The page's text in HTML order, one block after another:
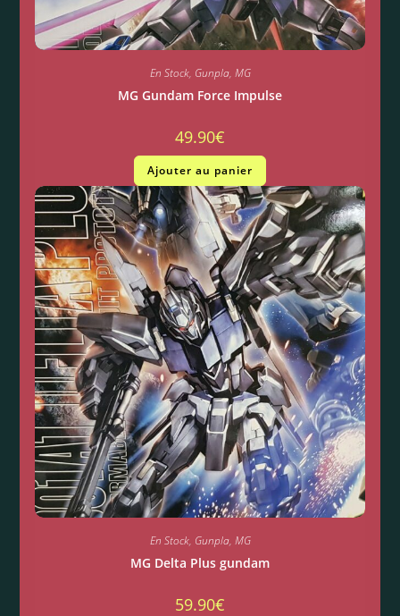
En Stock, Gunpla, MG
MG Gundam Force Impulse
49.90€
Ajouter au panier
En Stock, Gunpla, MG
MG Delta Plus gundam
59.90€